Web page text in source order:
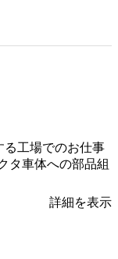
る工場でのお仕事
車体への部品組
詳細を表示